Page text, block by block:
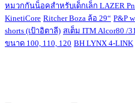
หมวกกันน็อคสำหรับเด็กเล็ก LAZER
KinetiCore Ritcher Boza ล้อ 29“ P&P
shorts (เป้าอิตาลี) สเต็ม ITM Alcor80 /
ขนาด 100, 110, 120 BH LYNX 4-LINK